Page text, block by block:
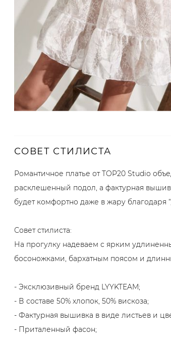
СОВЕТ СТИЛИСТА
Романтичное платье от TOP20 Studio
расклешенный подол, а фактурная
будет комфортно даже в жару благодаря
Совет стилиста:
На прогулку надеваем с ярким
босоножками, бархатным поясом и
- Эксклюзивный бренд LYYKTEAM;
- В составе 50% хлопок, 50% вискоза;
- Фактурная вышивка в виде листьев и
- Приталенный фасон;